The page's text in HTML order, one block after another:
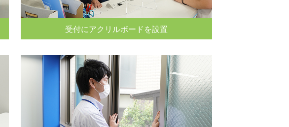
受付にアクリルボードを設置